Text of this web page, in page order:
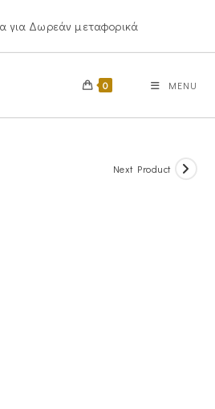
για Δωρεάν μεταφορικά
0 MENU
Next Product